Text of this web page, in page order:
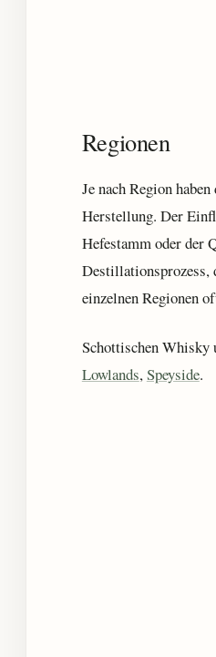
Regionen
Je nach Region
Herstellung. Der
Hefestamm oder der
Destillationsprozess,
einzelnen Regionen
Schottischen Whisky
Lowlands,Speyside.